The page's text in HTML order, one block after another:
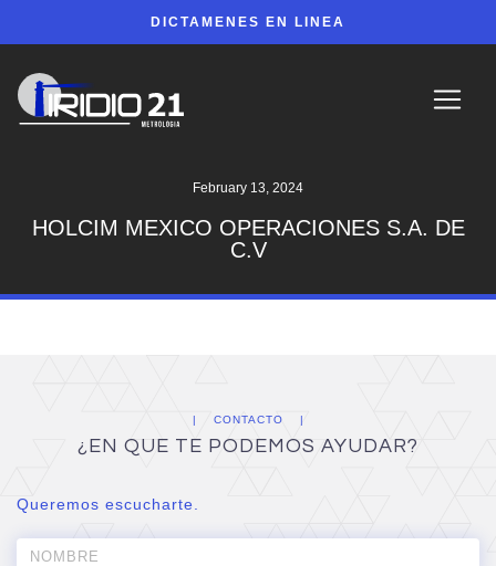
DICTAMENES EN LINEA
February 13, 2024
HOLCIM MEXICO OPERACIONES S.A. DE
C.V
CONTACTO
¿EN QUE TE PODEMOS AYUDAR?
Queremos escucharte.